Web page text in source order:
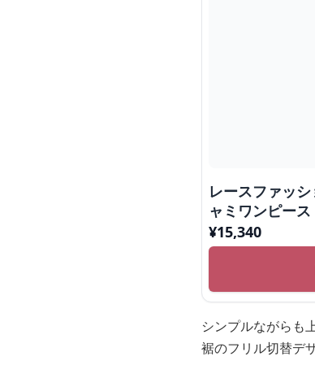
レースファッ
ャミワンピース
¥15,340
シンプルながらも
裾のフリル切替デ